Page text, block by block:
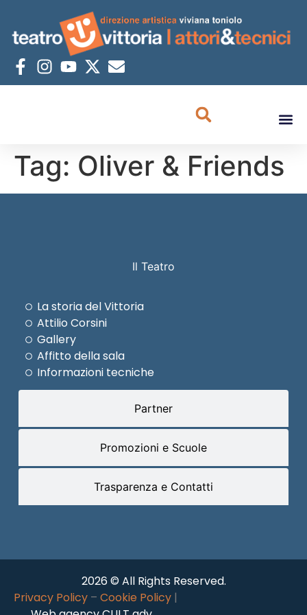
Tag: Oliver & Friends
Il Teatro
Partner
Promozioni e Scuole
Trasparenza e Contatti
La storia del Vittoria
Attilio Corsini
Gallery
Affitto della sala
Informazioni tecniche
2026 © All Rights Reserved.
Privacy Policy – Cookie Policy |